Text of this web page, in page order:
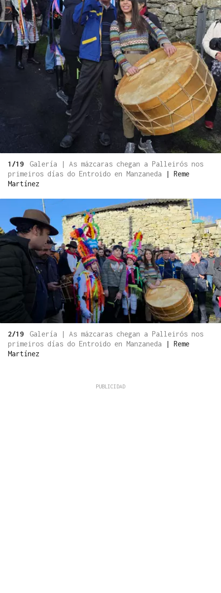
1/19
Galería | As mázcaras chegan a Palleirós nos
primeiros días do Entroido en Manzaneda
| Reme
Martínez
2/19
Galería | As mázcaras chegan a Palleirós nos
primeiros días do Entroido en Manzaneda
| Reme
Martínez